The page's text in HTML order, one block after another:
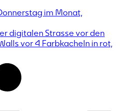
im Monat,